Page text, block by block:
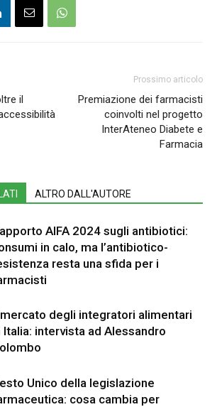
il
Prossimo articolo
Premiazione dei farmacisti
coinvolti nel progetto
InterAteneo Diabete e
Farmacia
ALTRO DALL'AUTORE
AIFA 2024 sugli antibiotici:
in calo, ma l’antibiotico-
resta una sfida per i
degli integratori alimentari
Italia: intervista ad Alessandro
Unico della legislazione
cosa cambia per